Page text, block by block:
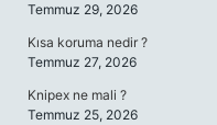
Temmuz 29, 2026
Kısa koruma nedir ?
Temmuz 27, 2026
Knipex ne mali ?
Temmuz 25, 2026